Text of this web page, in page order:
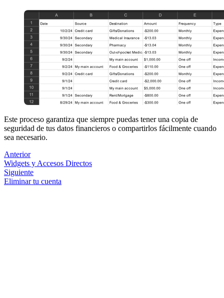
Este proceso garantiza que siempre puedas tener una copia de
seguridad de tus datos financieros o compartirlos fácilmente cuando
sea necesario.
Anterior
Widgets y Accesos Directos
Siguiente
Eliminar tu cuenta